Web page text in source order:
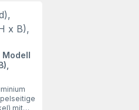
Modell
mit